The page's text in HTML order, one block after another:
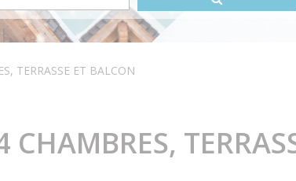
TERRASSE ET BALCON